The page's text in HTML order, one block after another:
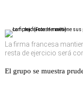
La firma francesa
resta de ejercicio será
El grupo se muestra